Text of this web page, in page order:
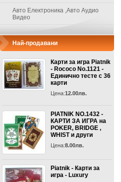
Авто Електроника ,Авто Аудио
Видео
Най-продавани
Карти за игра Piatnik
- Rococo No.1121 -
Единично тесте с 36
карти
Цена:12.00лв.
PIATNIK NO.1432 -
КАРТИ ЗА ИГРА на
POKER, BRIDGE ,
WHIST и други
Цена:8.00лв.
Piatnik - Карти за
игра - Luxury